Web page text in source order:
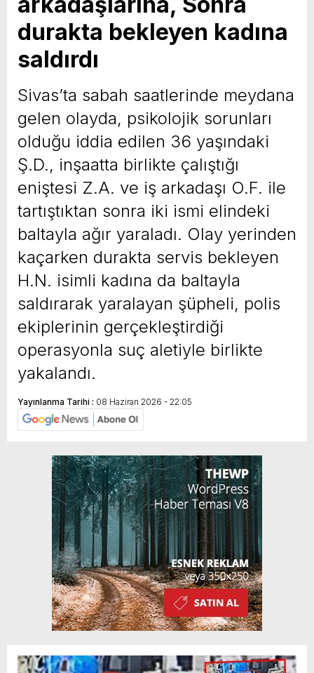
durakta bekleyen kadına
saldırdı
Sivas’ta sabah saatlerinde meydana
gelen olayda, psikolojik sorunları
olduğu iddia edilen 36 yaşındaki
Ş.D., inşaatta birlikte çalıştığı
eniştesi Z.A. ve iş arkadaşı O.F. ile
tartıştıktan sonra iki ismi elindeki
baltayla ağır yaraladı. Olay yerinden
kaçarken durakta servis bekleyen
H.N. isimli kadına da baltayla
saldırarak yaralayan şüpheli, polis
ekiplerinin gerçekleştirdiği
operasyonla suç aletiyle birlikte
yakalandı.
Yayınlanma Tarihi : 08 Haziran 2026 - 22:05